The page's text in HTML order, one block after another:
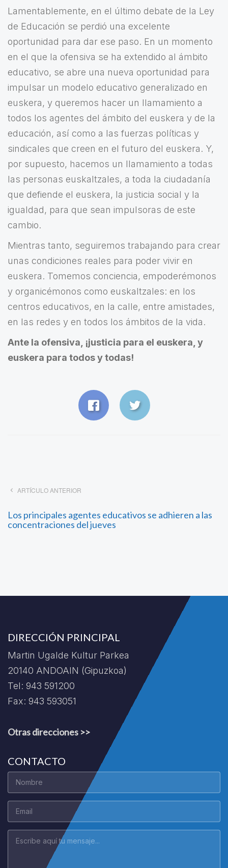
Lamentablemente, en el último debate de la Ley
de Educación se perdió una excelente
oportunidad para dar ese paso. En un momento
en el que la ofensiva se ha extendido al ámbito
educativo, se abre una nueva oportunidad para
impulsar un modelo educativo generalizado en
euskera, y queremos hacer un llamamiento a
todos los agentes del ámbito del euskera y de la
educación, así como a las fuerzas políticas y
sindicales que creen en el futuro del euskera. Y,
por supuesto, hacemos un llamamiento a todas
las personas euskaltzales, a toda la ciudadanía
que defiende el euskera, la justicia social y la
igualdad, para que sean impulsoras de este
cambio.
Mientras tanto, seguiremos trabajando para crear
unas condiciones reales para poder vivir en
euskera. Tomemos conciencia, empoderémonos
y organicémonos como euskaltzales: en los
centros educativos, en la calle, entre amistades,
en las redes y en todos los ámbitos de la vida.
Ante la ofensiva, ¡justicia para el euskera, y
euskera para todos y todas!
ARTÍCULO ANTERIOR
Los principales agentes educativos se adhieren a las
concentraciones del jueves
DIRECCIÓN PRINCIPAL
Martin Ugalde Kultur Parkea
20140 ANDOAIN (Gipuzkoa)
Tel: 943 591200
Fax: 943 593051
Otras direcciones >>
CONTACTO